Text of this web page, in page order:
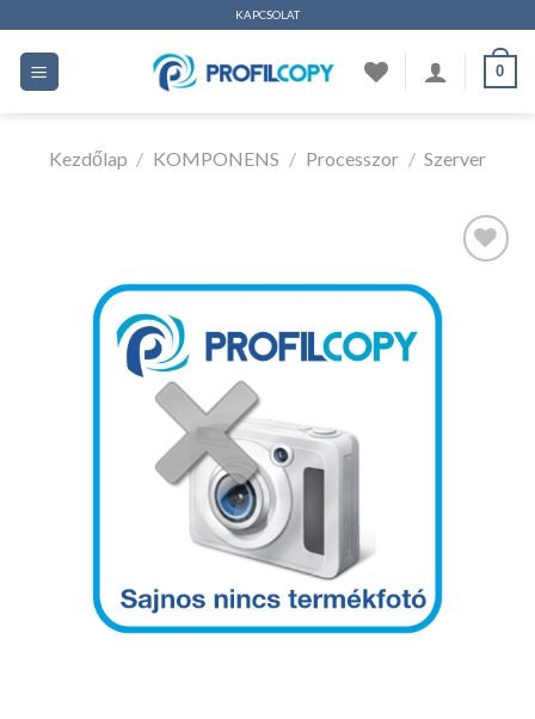
tartalomhoz
KAPCSOLAT
0
Kezdőlap / KOMPONENS / Processzor / Szerver
Kedvencekhez